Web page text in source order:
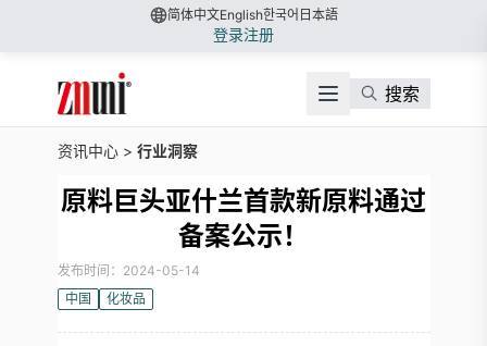
简体中文English한국어 日本語
登录注册
搜索
资讯中心 > 行业洞察
原料巨头亚什兰首款新原料通过
备案公示！
发布时间：2024-05-14
中国
化妆品